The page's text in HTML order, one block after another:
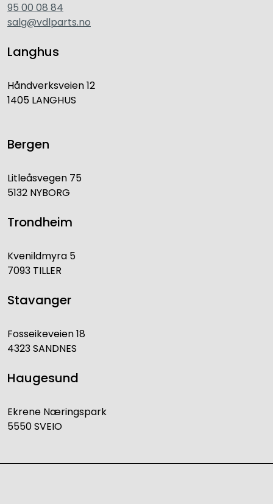
95 00 08 84
salg@vdlparts.no
Langhus
Håndverksveien 12
1405 LANGHUS
Bergen
Litleåsvegen 75
5132 NYBORG
Trondheim
Kvenildmyra 5
7093 TILLER
Stavanger
Fosseikeveien 18
4323 SANDNES
Haugesund
Ekrene Næringspark
5550 SVEIO